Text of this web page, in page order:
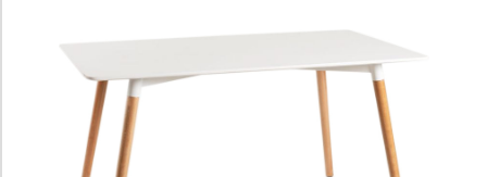
Proyectos